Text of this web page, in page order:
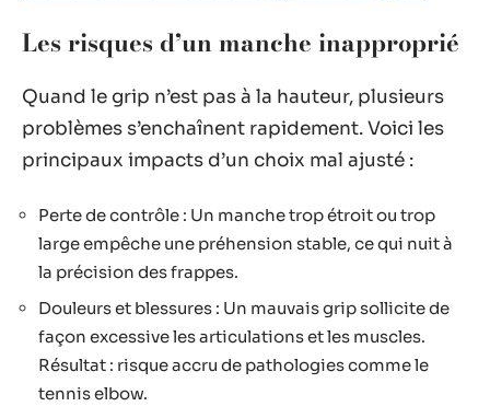
Les risques d’un manche inapproprié
Quand le grip n’est pas à la hauteur, plusieurs
problèmes s’enchaînent rapidement. Voici les
principaux impacts d’un choix mal ajusté :
Perte de contrôle : Un manche trop étroit ou trop
large empêche une préhension stable, ce qui nuit à
la précision des frappes.
Douleurs et blessures : Un mauvais grip sollicite de
façon excessive les articulations et les muscles.
Résultat : risque accru de pathologies comme le
tennis elbow.